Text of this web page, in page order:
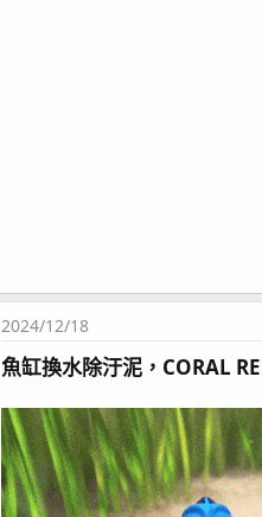
2024/12/18
魚缸換水除汙泥，CORAL